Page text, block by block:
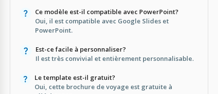
Ce modèle est-il compatible avec PowerPoint?
Oui, il est compatible avec Google Slides et
PowerPoint.
Est-ce facile à personnaliser?
Il est très convivial et entièrement personnalisable.
Le template est-il gratuit?
Oui, cette brochure de voyage est gratuite à